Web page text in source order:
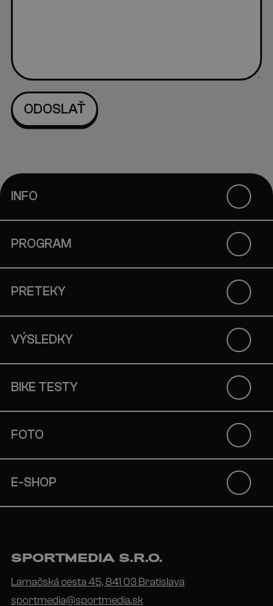
INFO
PROGRAM
PRETEKY
VÝSLEDKY
BIKE TESTY
FOTO
E-SHOP
SPORTMEDIA S.R.O.
Lamačská cesta 45, 841 03 Bratislava
sportmedia@sportmedia.sk